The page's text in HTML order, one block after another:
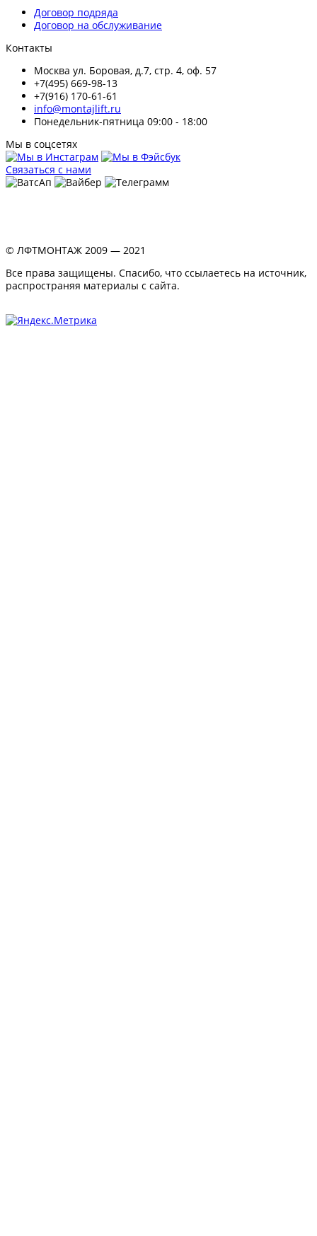
Договор подряда
Договор на обслуживание
Контакты
Москва ул. Боровая, д.7, стр. 4, оф. 57
+7(495) 669-98-13
+7(916) 170-61-61
info@montajlift.ru
Понедельник-пятница 09:00 - 18:00
Мы в соцсетях
Связаться с нами
© ЛФТМОНТАЖ 2009 — 2021
Все права защищены. Спасибо, что ссылаетесь на источник,
распространяя материалы с сайта.